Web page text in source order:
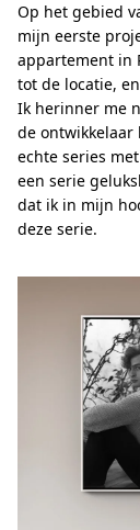
Op het gebied
mijn eerste
appartement in
tot de locatie,
Ik herinner me
de ontwikkelaar
echte series
een serie
dat ik in mijn
deze serie.